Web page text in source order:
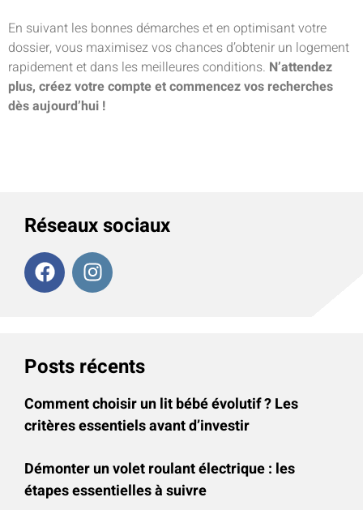
En suivant les bonnes démarches et en optimisant votre
dossier, vous maximisez vos chances d’obtenir un logement
rapidement et dans les meilleures conditions. N’attendez
plus, créez votre compte et commencez vos recherches
dès aujourd’hui !
Réseaux sociaux
Posts récents
Comment choisir un lit bébé évolutif ? Les
critères essentiels avant d’investir
Démonter un volet roulant électrique : les
étapes essentielles à suivre